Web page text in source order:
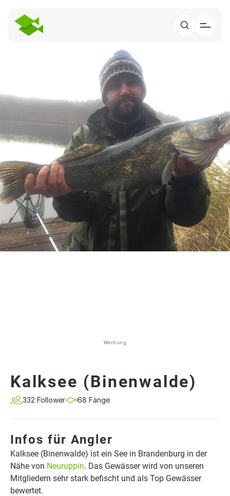
Werbung
Kalksee (Binenwalde)
332 Follower 68 Fänge
Infos für Angler
Kalksee (Binenwalde) ist ein See in Brandenburg in der
Nähe von Neuruppin. Das Gewässer wird von unseren
Mitgliedern sehr stark befischt und als Top Gewässer
bewertet.